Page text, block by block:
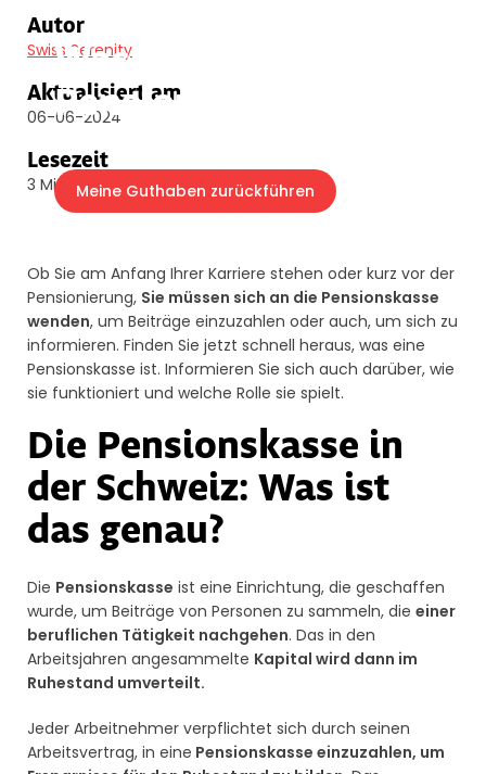
Was genau ist eine
Pensionskasse?
Meine Guthaben zurückführen
Autor
Swiss Serenity
Aktualisiert am
06-06-2024
Lesezeit
3 Minuten
Ob Sie am Anfang Ihrer Karriere stehen oder kurz vor der
Pensionierung, Sie müssen sich an die Pensionskasse
wenden, um Beiträge einzuzahlen oder auch, um sich zu
informieren. Finden Sie jetzt schnell heraus, was eine
Pensionskasse ist. Informieren Sie sich auch darüber, wie
sie funktioniert und welche Rolle sie spielt.
Die Pensionskasse in
der Schweiz: Was ist
das genau?
Die Pensionskasse ist eine Einrichtung, die geschaffen
wurde, um Beiträge von Personen zu sammeln, die einer
beruflichen Tätigkeit nachgehen. Das in den
Arbeitsjahren angesammelte Kapital wird dann im
Ruhestand umverteilt.
Jeder Arbeitnehmer verpflichtet sich durch seinen
Arbeitsvertrag, in eine Pensionskasse einzuzahlen, um